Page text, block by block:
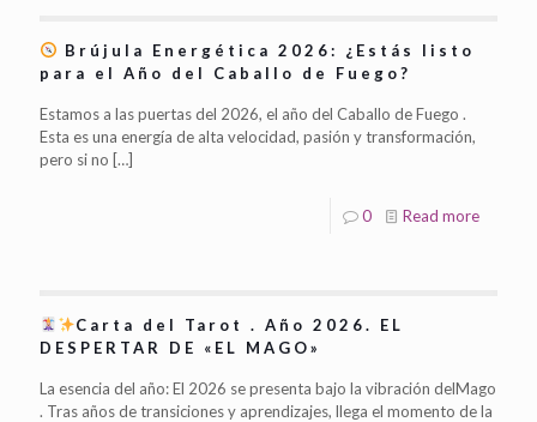
Brújula Energética 2026: ¿Estás listo
para el Año del Caballo de Fuego?
Estamos a las puertas del 2026, el año del Caballo de Fuego .
Esta es una energía de alta velocidad, pasión y transformación,
pero si no […]
0 Read more
Carta del Tarot . Año 2026. EL
DESPERTAR DE «EL MAGO»
La esencia del año: El 2026 se presenta bajo la vibración delMago
. Tras años de transiciones y aprendizajes, llega el momento de la